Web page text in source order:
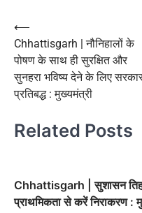
Post
navigation
⟵
Chhattisgarh | नौनिहालों के
पोषण के साथ ही सुरक्षित और
सुनहरा भविष्य देने के लिए
प्रतिबद्ध : मुख्यमंत्री
Related Posts
Chhattisgarh | सुशासन
प्राथमिकता से करें निराकरण :